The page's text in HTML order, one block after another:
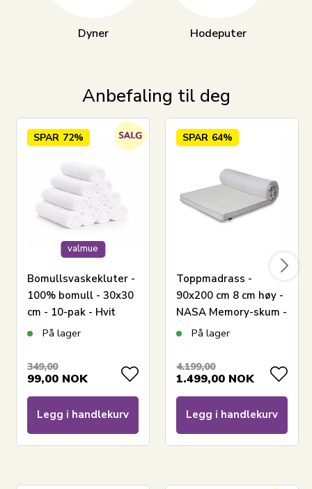
Dyner Hodeputer
Anbefaling til deg
SPAR 72%
valmue
Bomullsvaskekluter -
100% bomull - 30x30
cm - 10-pak - Hvit
På lager
349,00
99,00 NOK
Legg i handlekurv
SPAR 64%
Toppmadrass -
90x200 cm 8 cm høy -
NASA Memory-skum -
Borg Living -
toppmadrass
På lager
4.199,00
1.499,00 NOK
Legg i handlekurv